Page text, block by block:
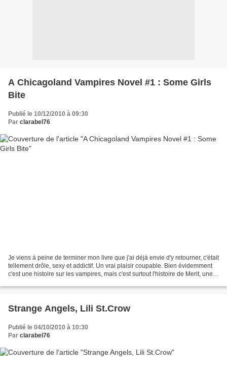
A Chicagoland Vampires Novel #1 : Some Girls
Bite
Publié le 10/12/2010 à 09:30
Par clarabel76
Je viens à peine de terminer mon livre que j'ai déjà envie d'y retourner, c'était
tellement drôle, sexy et addictif. Un vrai plaisir coupable. Bien évidemment
c'est une histoire sur les vampires, mais c'est surtout l'histoire de Merit, une
Strange Angels, Lili St.Crow
Publié le 04/10/2010 à 10:30
Par clarabel76